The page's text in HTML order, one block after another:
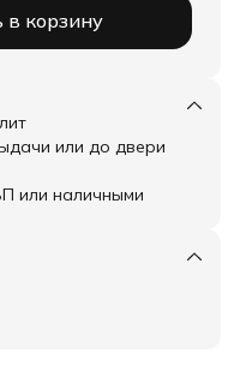
корзину
или до двери
или наличными